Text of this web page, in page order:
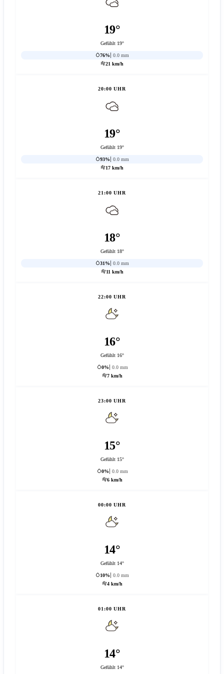
19°
Gefühlt 19°
76%
0.0 mm
21 km/h
20:00 UHR
19°
Gefühlt 19°
93%
0.0 mm
17 km/h
21:00 UHR
18°
Gefühlt 18°
31%
0.0 mm
11 km/h
22:00 UHR
16°
Gefühlt 16°
0%
0.0 mm
7 km/h
23:00 UHR
15°
Gefühlt 15°
0%
0.0 mm
6 km/h
00:00 UHR
14°
Gefühlt 14°
10%
0.0 mm
4 km/h
01:00 UHR
14°
Gefühlt 14°